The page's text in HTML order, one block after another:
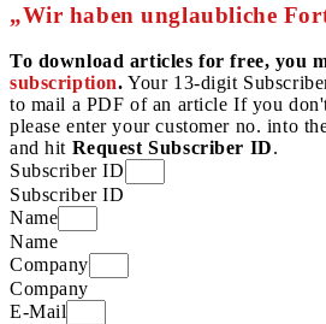
„Wir haben unglaubliche
To download articles for free, you
subscription. Your 13-digit
to mail a PDF of an article If you
please enter your customer no. into
and hit Request Subscriber ID.
Subscriber ID
Subscriber ID
Name
Name
Company
Company
E-Mail